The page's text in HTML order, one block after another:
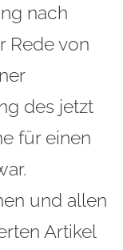
nach
Rede von
des jetzt
für einen
und allen
Artikel